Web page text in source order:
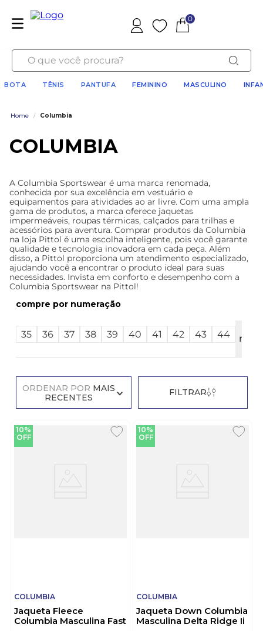
Favoritos
0
O que você procura?
BOTA TÊNIS PANTUFA FEMININO MASCULINO
Home / Columbia
COLUMBIA
A Columbia Sportswear é uma marca renomada,
conhecida por sua excelência em vestuário e
equipamentos para atividades ao ar livre. Com uma ampla
gama de produtos, a marca oferece jaquetas
impermeáveis, roupas térmicas, calçados para trilhas e
acessórios para aventura. Comprar produtos da Columbia
na loja Pittol é uma escolha inteligente, pois você garante
qualidade e tecnologia inovadora em cada peça. Além
disso, a Pittol proporciona um atendimento especializado,
ajudando você a encontrar o produto ideal para suas
necessidades. Invista em conforto e desempenho com a
Columbia Sportswear na Pittol!
numeração
35 36 37 38 39 40 41 42 43 44
mais
ORDENAR POR MAIS
RECENTES
FILTRAR
10%
OFF
COLUMBIA
Jaqueta Fleece
Columbia Masculina Fast
10%
OFF
COLUMBIA
Jaqueta Down Columbia
Masculina Delta Ridge Ii